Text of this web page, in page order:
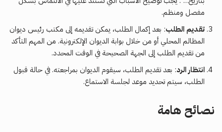
مفصل ومنظم.
تقديم الطلب: بعد إكمال الطلب، يمكن تقديمه إلى مكتب رئيس ديوان
المظالم المحلي أو من خلال بوابة الديوان الإلكترونية. من المهم التأكد
من تقديم الطلب إلى الجهة الصحيحة في الوقت المحدد.
انتظار الرد: بعد تقديم الطلب، سيقوم الديوان بمراجعته. في حالة قبول
الطلب، سيتم تحديد موعد لجلسة الاستماع.
نصائح هامة